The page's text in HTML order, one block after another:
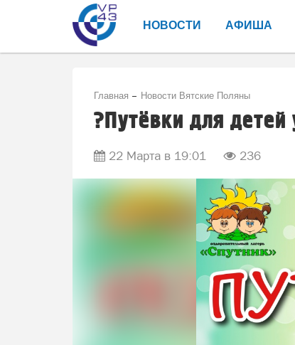
НОВОСТИ АФИША
Главная Новости Вятские Поляны
?Путёвки для детей
22 Марта в 19:01 236